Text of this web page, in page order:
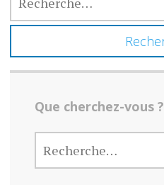
Que cherchez-vous ?
RECHERCHER :